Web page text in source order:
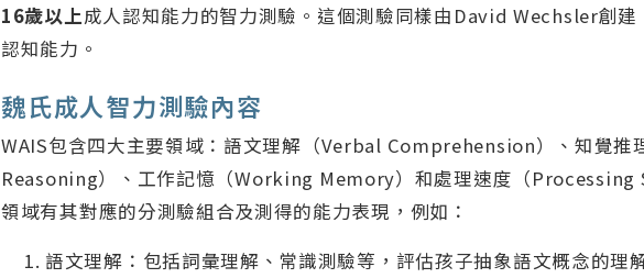
16歲以上成人認知能力的智力測驗。這個測驗同樣由David Wechsler創建
認知能力。
魏氏成人智力測驗內容
WAIS包含四大主要領域：語文理解（Verbal Comprehension）、知覺
Reasoning）、工作記憶（Working Memory）和處理速度（Processing
領域有其對應的分測驗組合及測得的能力表現，例如：
語文理解：包括詞彙理解、常識測驗等，評估孩子抽象語文概念的理